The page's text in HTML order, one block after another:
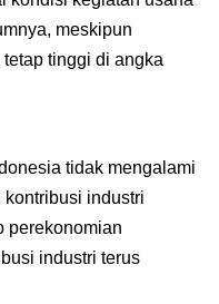
meskipun
tinggi di angka
tidak mengalami
industri
perekonomian
industri terus